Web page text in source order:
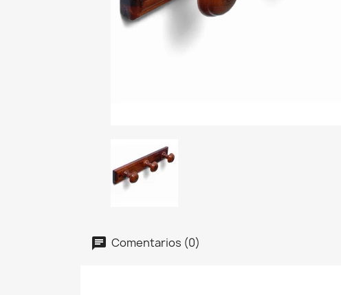
Comentarios (0)